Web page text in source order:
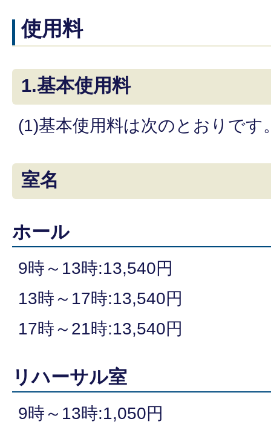
使用料
1.基本使用料
(1)基本使用料は次のとおりです
室名
ホール
9時～13時:13,540円
13時～17時:13,540円
17時～21時:13,540円
リハーサル室
9時～13時:1,050円